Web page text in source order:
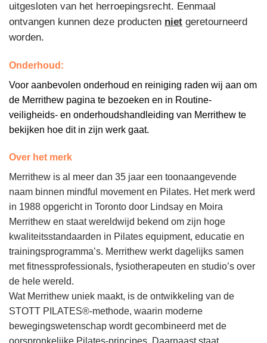
uitgesloten van het herroepingsrecht. Eenmaal
ontvangen kunnen deze producten niet geretourneerd
worden.
Onderhoud:
Voor aanbevolen onderhoud en reiniging raden wij aan om
de Merrithew pagina te bezoeken en in Routine-
veiligheids- en onderhoudshandleiding van Merrithew te
bekijken hoe dit in zijn werk gaat.
Over het merk
Merrithew is al meer dan 35 jaar een toonaangevende
naam binnen mindful movement en Pilates. Het merk werd
in 1988 opgericht in Toronto door Lindsay en Moira
Merrithew en staat wereldwijd bekend om zijn hoge
kwaliteitsstandaarden in Pilates equipment, educatie en
trainingsprogramma’s. Merrithew werkt dagelijks samen
met fitnessprofessionals, fysiotherapeuten en studio’s over
de hele wereld.
Wat Merrithew uniek maakt, is de ontwikkeling van de
STOTT PILATES®-methode, waarin moderne
bewegingswetenschap wordt gecombineerd met de
oorspronkelijke Pilates-principes. Daarnaast staat